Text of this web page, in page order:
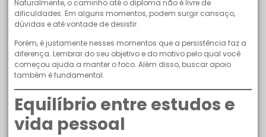
Naturalmente, o caminho até o diploma não é livre de
dificuldades. Em alguns momentos, podem surgir cansaço,
dúvidas e até vontade de desistir.
Porém, é justamente nesses momentos que a persistência faz a
diferença. Lembrar do seu objetivo e do motivo pelo qual você
começou ajuda a manter o foco. Além disso, buscar apoio
também é fundamental.
Equilíbrio entre estudos e
vida pessoal